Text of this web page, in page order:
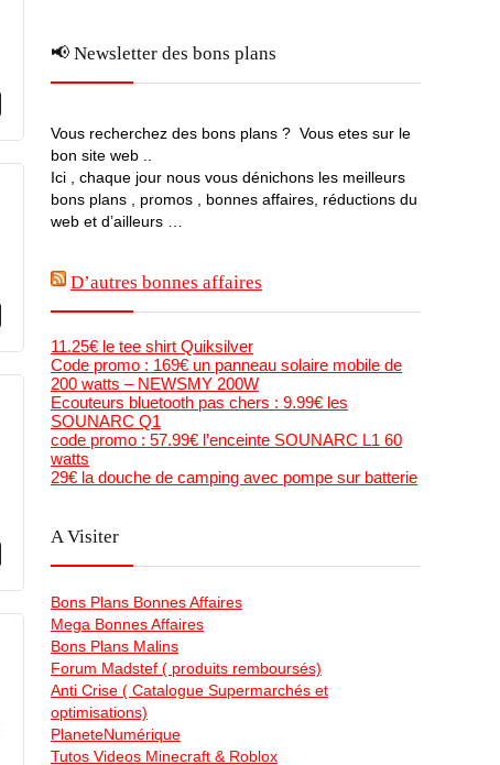
📢 Newsletter des bons plans
Vous recherchez des bons plans ? Vous etes sur le
bon site web ..
Ici , chaque jour nous vous dénichons les meilleurs
bons plans , promos , bonnes affaires, réductions du
web et d’ailleurs …
D’autres bonnes affaires
11.25€ le tee shirt Quiksilver
Code promo : 169€ un panneau solaire mobile de
200 watts – NEWSMY 200W
Ecouteurs bluetooth pas chers : 9.99€ les
SOUNARC Q1
code promo : 57.99€ l’enceinte SOUNARC L1 60
watts
29€ la douche de camping avec pompe sur batterie
A Visiter
Bons Plans Bonnes Affaires
Mega Bonnes Affaires
Bons Plans Malins
Forum Madstef ( produits remboursés)
Anti Crise ( Catalogue Supermarchés et
optimisations)
PlaneteNumérique
Tutos Videos Minecraft & Roblox